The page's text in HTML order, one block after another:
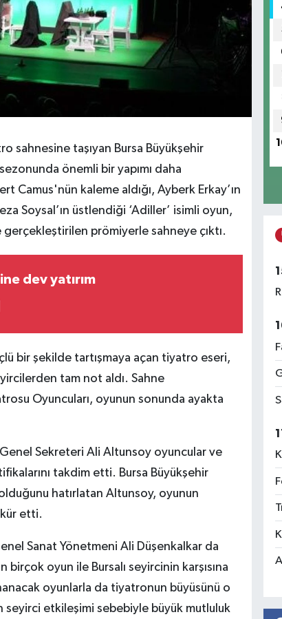
sahnesine taşıyan Bursa Büyükşehir
önemli bir yapımı daha
Camus'nün kaleme aldığı, Ayberk Erkay’ın
Soysal’ın üstlendiği ‘Adiller’ isimli oyun,
prömiyerle sahneye çıktı.
dev yatırım
bir şekilde tartışmaya açan tiyatro eseri,
tam not aldı. Sahne
Oyuncuları, oyunun sonunda ayakta
Sekreteri Ali Altunsoy oyuncular ve
takdim etti. Bursa Büyükşehir
hatırlatan Altunsoy, oyunun
etti.
Sanat Yönetmeni Ali Düşenkalkar da
oyun ile Bursalı seyircinin karşısına
oyunlarla da tiyatronun büyüsünü o
seyirci etkileşimi sebebiyle büyük mutluluk